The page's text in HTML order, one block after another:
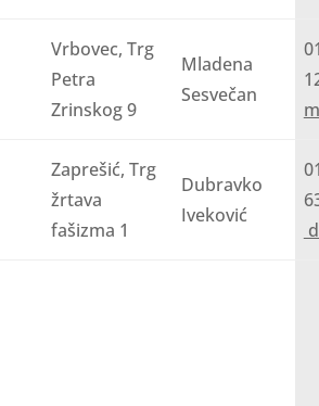
Vrbovec, Trg
Petra
Zrinskog 9
Mladena
Sesvečan
Zaprešić, Trg
žrtava
fašizma 1
Dubravko
Iveković